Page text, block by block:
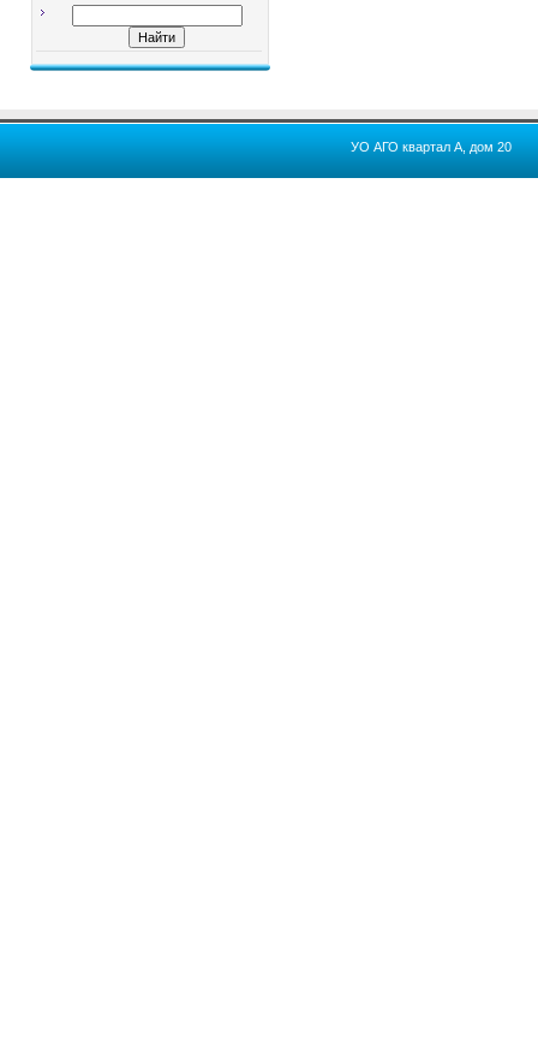
УО АГО квартал А, дом 20